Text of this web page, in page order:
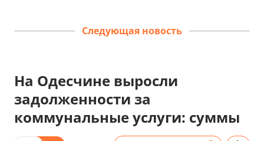
Следующая новость
На Одесчине выросли
задолженности за
коммунальные услуги: суммы